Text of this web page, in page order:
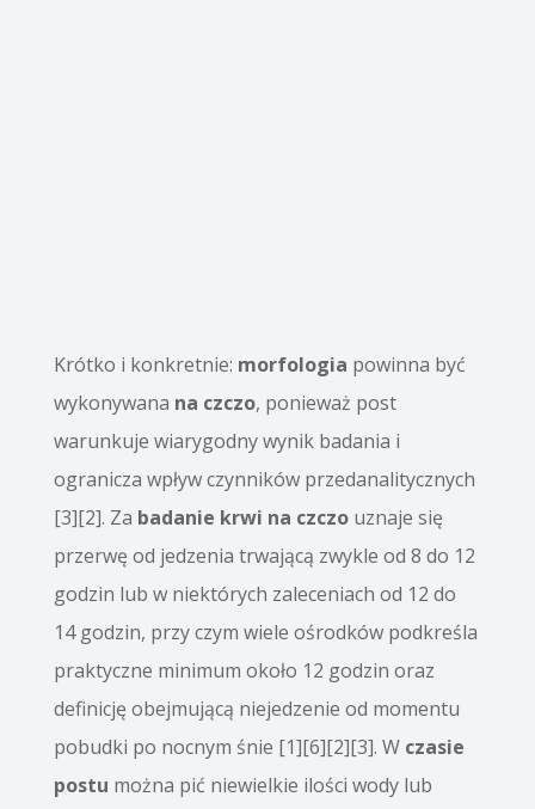
Krótko i konkretnie: morfologia powinna być
wykonywana na czczo, ponieważ post
warunkuje wiarygodny wynik badania i
ogranicza wpływ czynników przedanalitycznych
[3][2]. Za badanie krwi na czczouznaje się
przerwę od jedzenia trwającą zwykle od 8 do 12
godzin lub w niektórych zaleceniach od 12 do
14 godzin, przy czym wiele ośrodków podkreśla
praktyczne minimum około 12 godzin oraz
definicję obejmującą niejedzenie od momentu
pobudki po nocnym śnie [1][6][2][3]. W czasie
postu można pić niewielkie ilości wody lub